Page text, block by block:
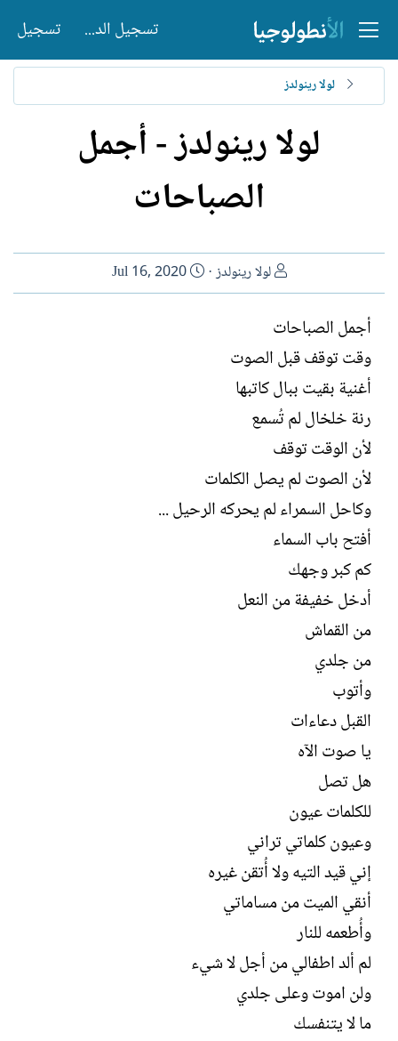
تسجيل الدخول تسجيل
لولا رينولدز
لولا رينولدز - أجمل
الصباحات
ا
ل
ت
ب
لولا رينولدز
ت
ا
ء
Jul 16, 2020
أجمل الصباحات
وقت توقف قبل الصوت
أغنية بقيت ببال كاتبها
رنة خلخال لم تُسمع
لأن الوقت توقف
لأن الصوت لم يصل الكلمات
وكاحل السمراء لم يحركه الرحيل ...
أفتح باب السماء
كم كبر وجهك
أدخل خفيفة من النعل
من القماش
من جلدي
وأتوب
القبل دعاءات
يا صوت الآه
هل تصل
للكلمات عيون
وعيون كلماتي تراني
إني قيد التيه ولا أُتقن غيره
أنقي الميت من مساماتي
وأُطعمه للنار
لم ألد اطفالي من أجل لا شيء
ولن اموت وعلى جلدي
ما لا يتنفسك